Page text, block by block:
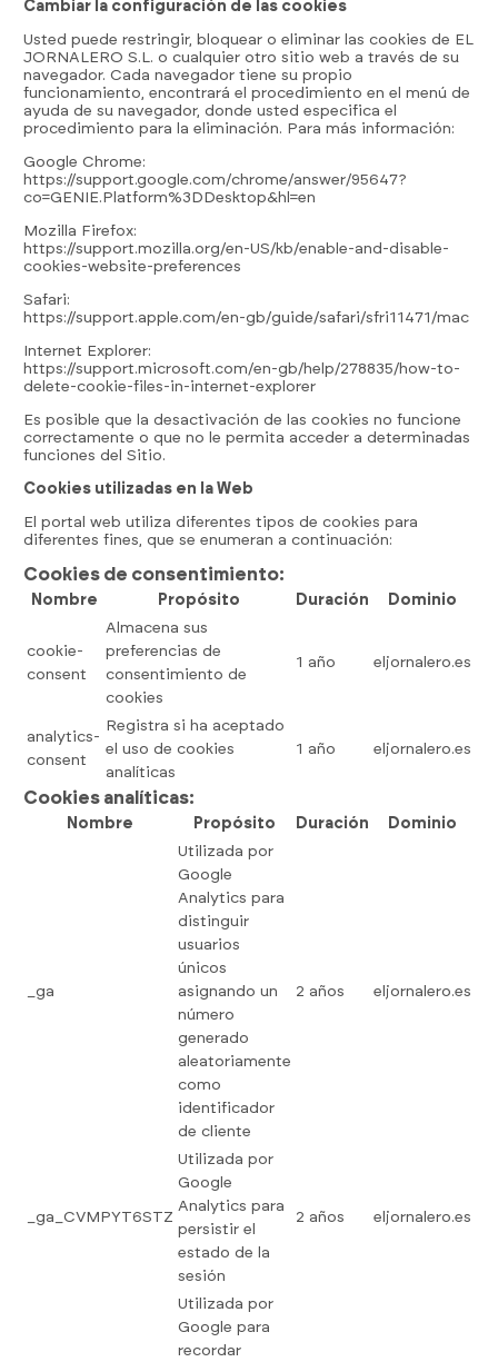
Cambiar la configuración de las cookies
Usted puede restringir, bloquear o eliminar las cookies de EL
JORNALERO S.L. o cualquier otro sitio web a través de su
navegador. Cada navegador tiene su propio
funcionamiento, encontrará el procedimiento en el menú de
ayuda de su navegador, donde usted especifica el
procedimiento para la eliminación. Para más información:
Google Chrome:
https://support.google.com/chrome/answer/95647?
co=GENIE.Platform%3DDesktop&hl=en
Mozilla Firefox:
https://support.mozilla.org/en-US/kb/enable-and-disable-
cookies-website-preferences
Safari:
https://support.apple.com/en-gb/guide/safari/sfri11471/mac
Internet Explorer:
https://support.microsoft.com/en-gb/help/278835/how-to-
delete-cookie-files-in-internet-explorer
Es posible que la desactivación de las cookies no funcione
correctamente o que no le permita acceder a determinadas
funciones del Sitio.
Cookies utilizadas en la Web
El portal web utiliza diferentes tipos de cookies para
diferentes fines, que se enumeran a continuación:
Cookies de consentimiento:
Nombre Propósito Duración Dominio
cookie-
consent
Almacena sus
preferencias de
consentimiento de
cookies
1 año eljornalero.es
analytics-
consent
Registra si ha aceptado
el uso de cookies
analíticas
1 año eljornalero.es
Cookies analíticas:
Nombre Propósito Duración Dominio
_ga
Utilizada por
Google
Analytics para
distinguir
usuarios
únicos
asignando un
número
generado
aleatoriamente
como
identificador
de cliente
2 años eljornalero.es
_ga_CVMPYT6STZ
Utilizada por
Google
Analytics para
persistir el
estado de la
sesión
2 años eljornalero.es
Utilizada por
Google para
recordar